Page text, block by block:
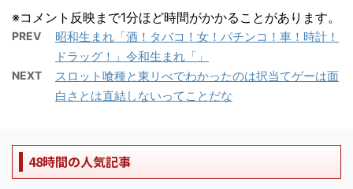
※コメント反映まで1分ほど時間がかかることがあります。
PREV
昭和生まれ「酒！タバコ！女！パチンコ！車！時計！
ドラッグ！」令和生まれ「」
NEXT
スロット喰種と東リべでわかったのは択当てゲーは面
白さとは直結しないってことだな
48時間の人気記事